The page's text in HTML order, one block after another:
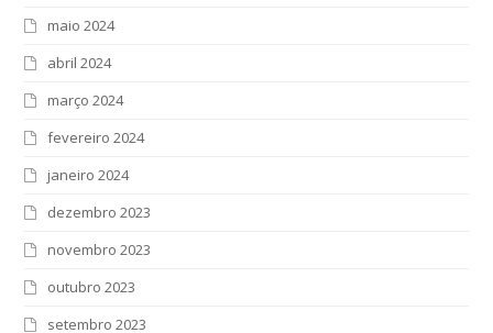
maio 2024
abril 2024
março 2024
fevereiro 2024
janeiro 2024
dezembro 2023
novembro 2023
outubro 2023
setembro 2023